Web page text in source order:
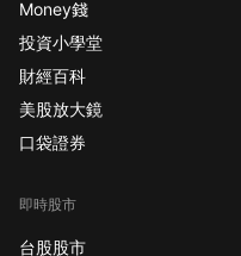
Money錢
投資小學堂
財經百科
美股放大鏡
口袋證券
即時股市
台股股市